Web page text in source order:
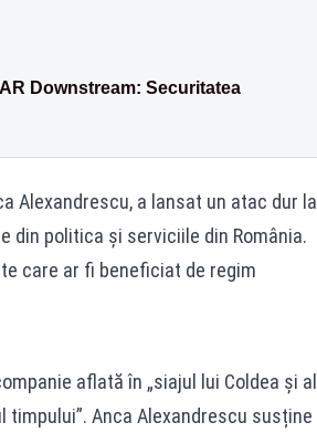
Downstream: Securitatea
Alexandrescu, a lansat un atac dur la
din politica și serviciile din România.
care ar fi beneficiat de regim
aflată în „siajul lui Coldea și al
Anca Alexandrescu susține